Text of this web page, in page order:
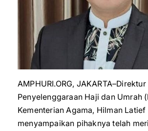
AMPHURI.ORG,
Penyelenggaraan Haji dan Umrah
Kementerian Agama, Hilman Latief
menyampaikan pihaknya telah